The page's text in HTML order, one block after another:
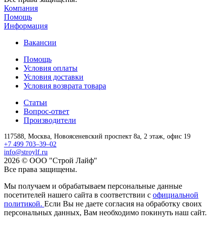
Компания
Помощь
Информация
Вакансии
Помощь
Условия оплаты
Условия доставки
Условия возврата товара
Статьи
Вопрос-ответ
Производители
117588, Москва, Новоясеневский проспект 8а, 2 этаж, офис 19
+7 499 703–39–02
info@stroylf.ru
2026 © ООО "Строй Лайф"
Все права защищены.
Мы получаем и обрабатываем персональные данные
посетителей нашего сайта в соответствии с официальной
политикой. Если Вы не даете согласия на обработку своих
персональных данных, Вам необходимо покинуть наш сайт.